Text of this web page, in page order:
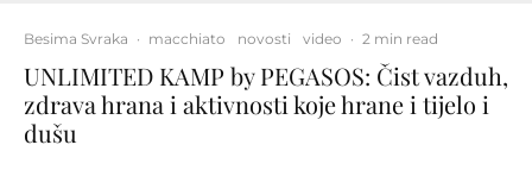
Besima Svraka · macchiato novosti video · 2 min read
UNLIMITED KAMP by PEGASOS: Čist vazduh,
zdrava hrana i aktivnosti koje hrane i tijelo i
dušu